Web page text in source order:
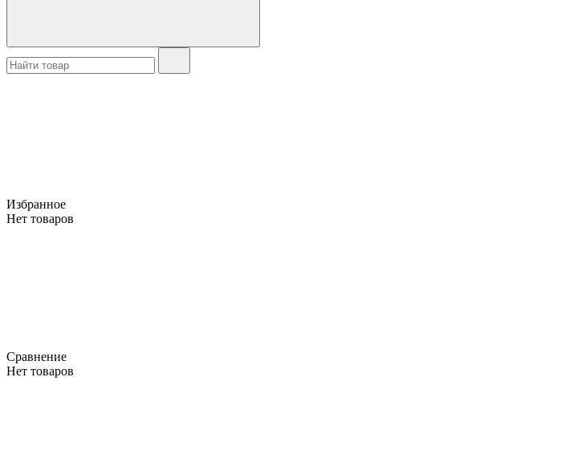
Избранное
Нет товаров
Сравнение
Нет товаров